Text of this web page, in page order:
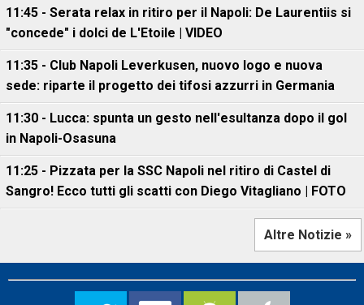
11:45 - Serata relax in ritiro per il Napoli: De Laurentiis si
"concede" i dolci de L'Etoile | VIDEO
11:35 - Club Napoli Leverkusen, nuovo logo e nuova
sede: riparte il progetto dei tifosi azzurri in Germania
11:30 - Lucca: spunta un gesto nell'esultanza dopo il gol
in Napoli-Osasuna
11:25 - Pizzata per la SSC Napoli nel ritiro di Castel di
Sangro! Ecco tutti gli scatti con Diego Vitagliano | FOTO
Altre Notizie »